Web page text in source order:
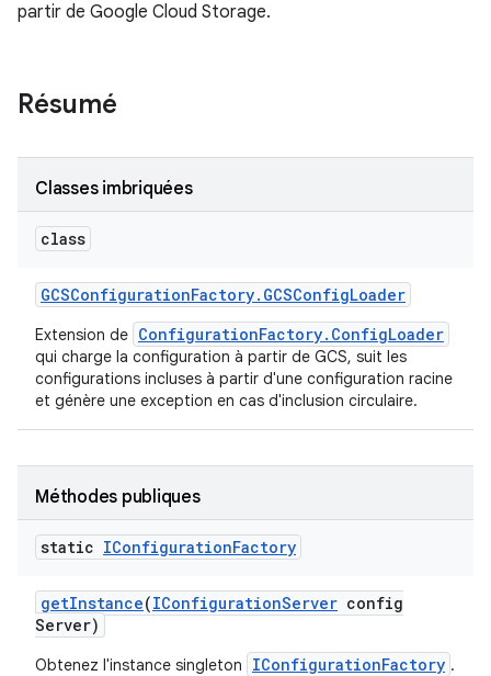
partir de Google Cloud Storage.
Résumé
Classes imbriquées
class
GCSConfigurationFactory. GCSConfigLoader
Extension de ConfigurationFactory.ConfigLoader
qui charge la configuration à partir de GCS, suit les
configurations incluses à partir d'une configuration racine
et génère une exception en cas d'inclusion circulaire.
Méthodes publiques
static IConfigurationFactory
getInstance(IConfigurationServer config
Server)
Obtenez l'instance singleton IConfigurationFactory .